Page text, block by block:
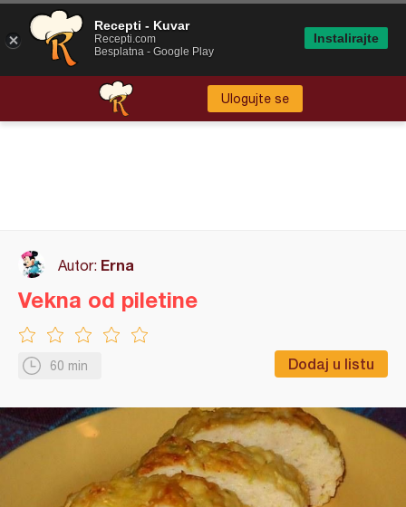
Ulogujte se
Autor: Erna
60 min Dodaj u listu
Vekna od piletine
Recepti - Kuvar
Recepti.com
Besplatna - Google Play
Instalirajte